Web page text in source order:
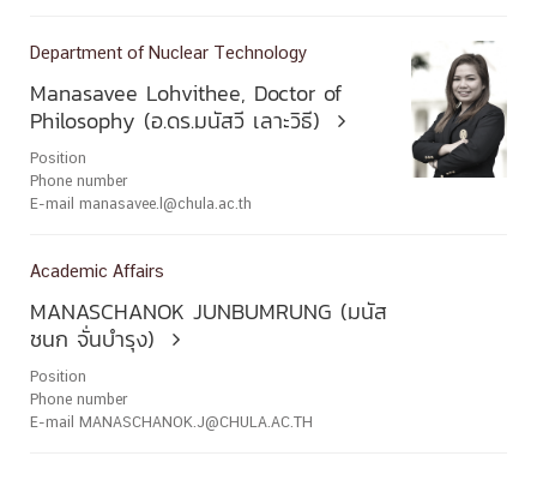
Department of Nuclear Technology
Manasavee Lohvithee, Doctor of
Philosophy (อ.ดร.มนัสวี เลาะวิธี)

Position
Phone number
E-mail manasavee.l@chula.ac.th
Academic Affairs
MANASCHANOK JUNBUMRUNG (มนัส
ชนก จั่นบำรุง)

Position
Phone number
E-mail MANASCHANOK.J@CHULA.AC.TH